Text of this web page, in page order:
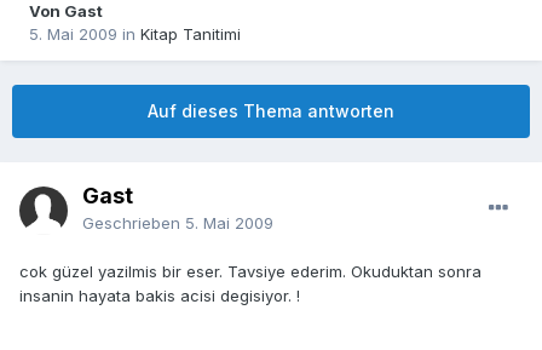
Von Gast
5. Mai 2009 in Kitap Tanitimi
Auf dieses Thema antworten
Gast
Geschrieben 5. Mai 2009
cok güzel yazilmis bir eser. Tavsiye ederim. Okuduktan sonra
insanin hayata bakis acisi degisiyor. !